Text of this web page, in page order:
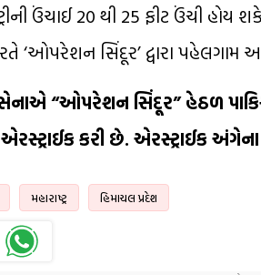
ઉંચાઈ 20 થી 25 ફીટ ઉંચી
‘ઓપરેશન સિંદૂર’ દ્વારા પહેલગામ
“ઓપરેશન સિંદૂર” હેઠળ
કરી છે. એરસ્ટ્રાઈક અંગેના
મહારાષ્ટ્ર હિમાચલ પ્રદેશ